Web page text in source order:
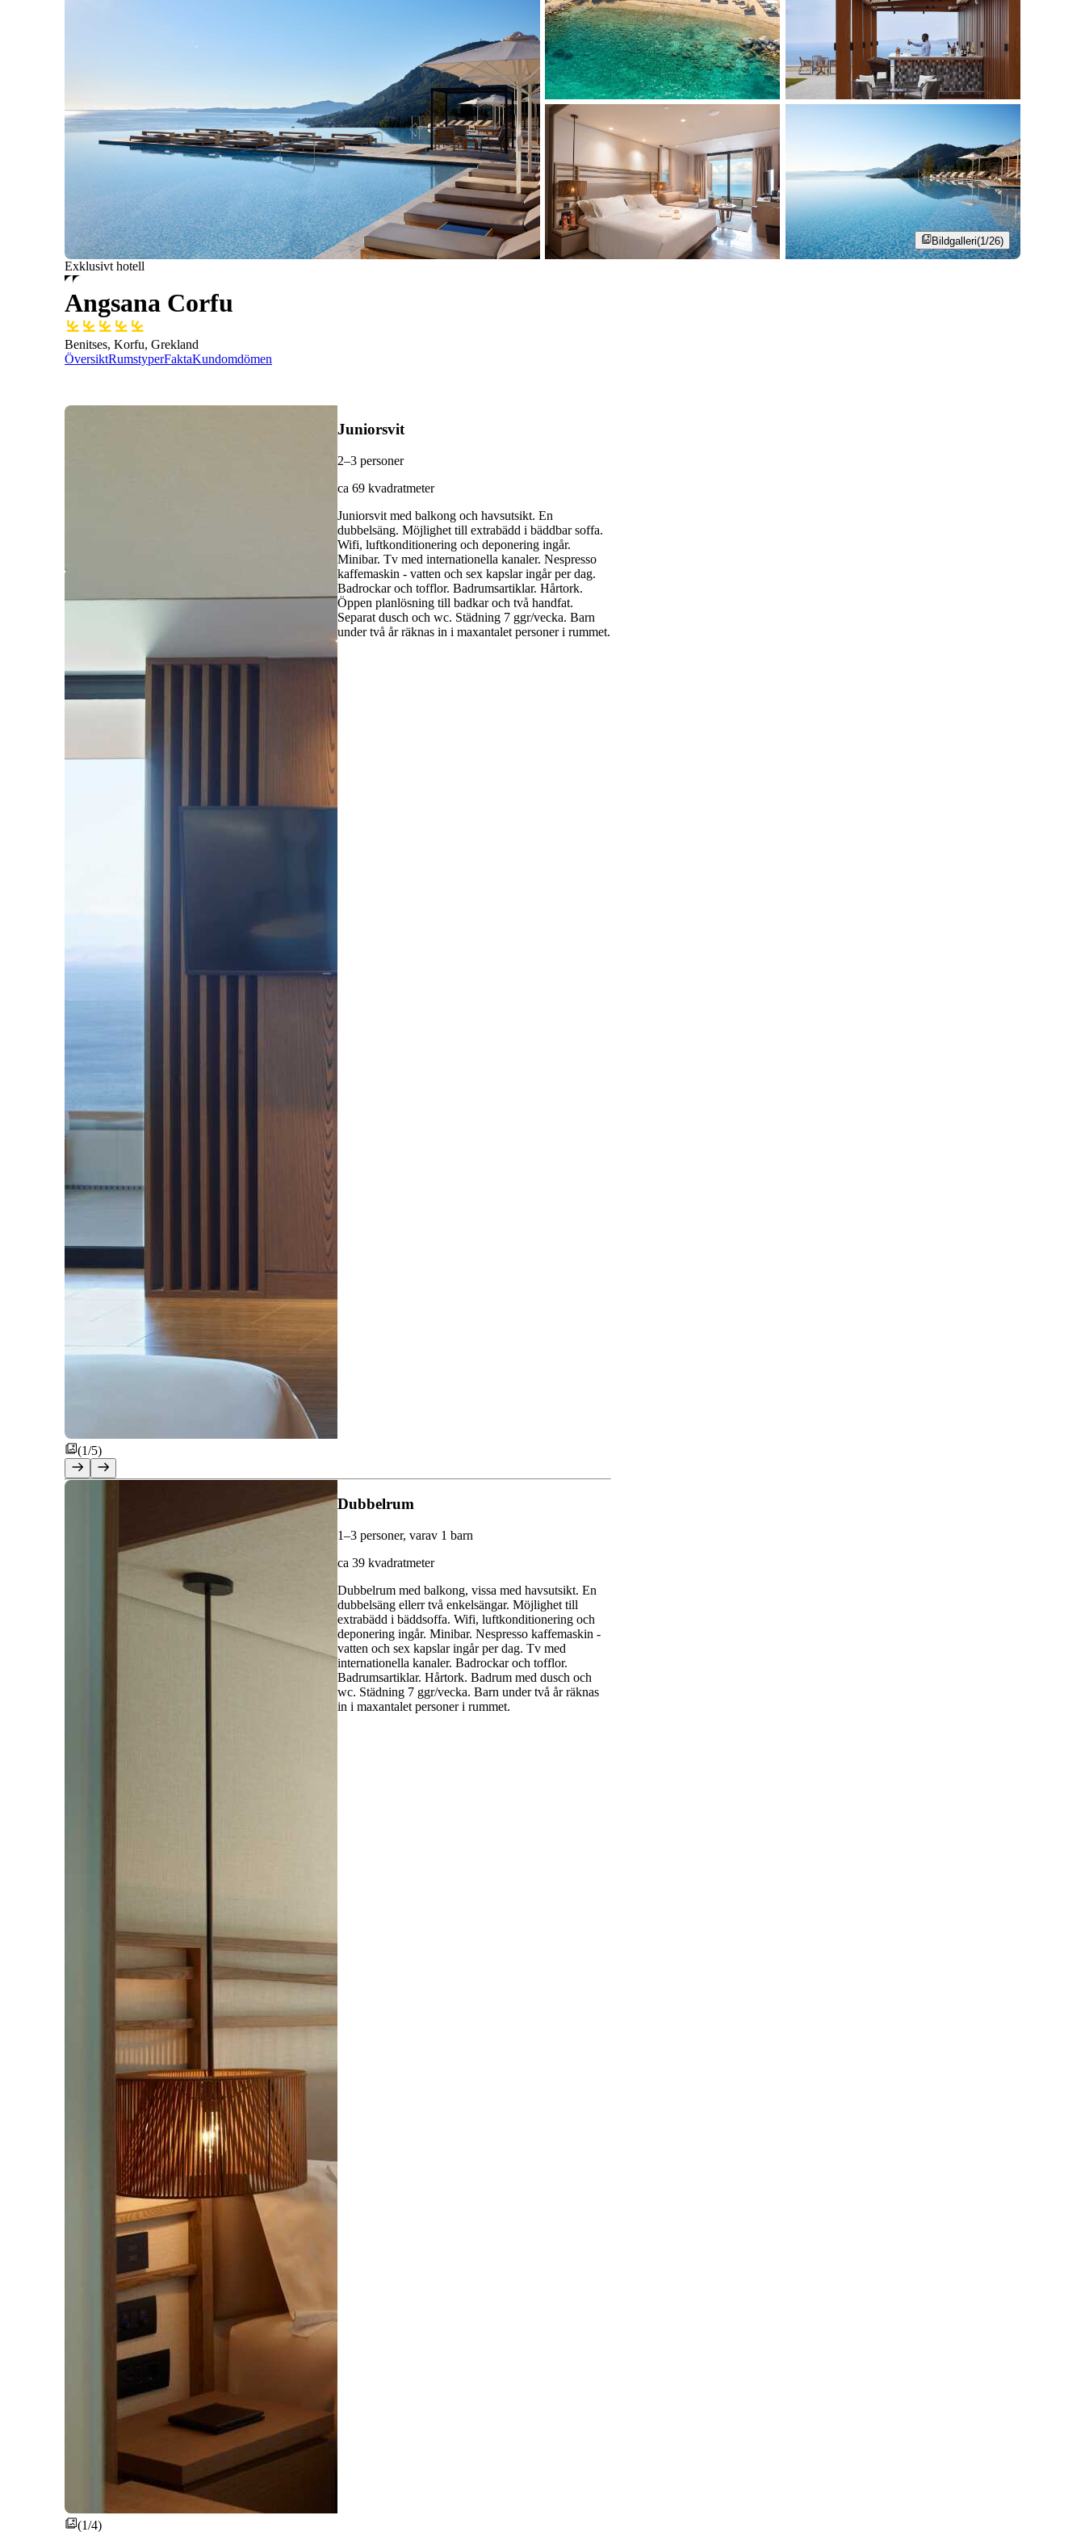
Bildgalleri(1/26)
Exklusivt hotell
Angsana Corfu
Benitses, Korfu, Grekland
ÖversiktRumstyperFaktaKundomdömen
(1/5)
Juniorsvit
2–3 personer
ca 69 kvadratmeter
Juniorsvit med balkong och havsutsikt. En
dubbelsäng. Möjlighet till extrabädd i bäddbar soffa.
Wifi, luftkonditionering och deponering ingår.
Minibar. Tv med internationella kanaler. Nespresso
kaffemaskin - vatten och sex kapslar ingår per dag.
Badrockar och tofflor. Badrumsartiklar. Hårtork.
Öppen planlösning till badkar och två handfat.
Separat dusch och wc. Städning 7 ggr/vecka. Barn
under två år räknas in i maxantalet personer i rummet.
(1/4)
Dubbelrum
1–3 personer, varav 1 barn
ca 39 kvadratmeter
Dubbelrum med balkong, vissa med havsutsikt. En
dubbelsäng ellerr två enkelsängar. Möjlighet till
extrabädd i bäddsoffa. Wifi, luftkonditionering och
deponering ingår. Minibar. Nespresso kaffemaskin -
vatten och sex kapslar ingår per dag. Tv med
internationella kanaler. Badrockar och tofflor.
Badrumsartiklar. Hårtork. Badrum med dusch och
wc. Städning 7 ggr/vecka. Barn under två år räknas
in i maxantalet personer i rummet.